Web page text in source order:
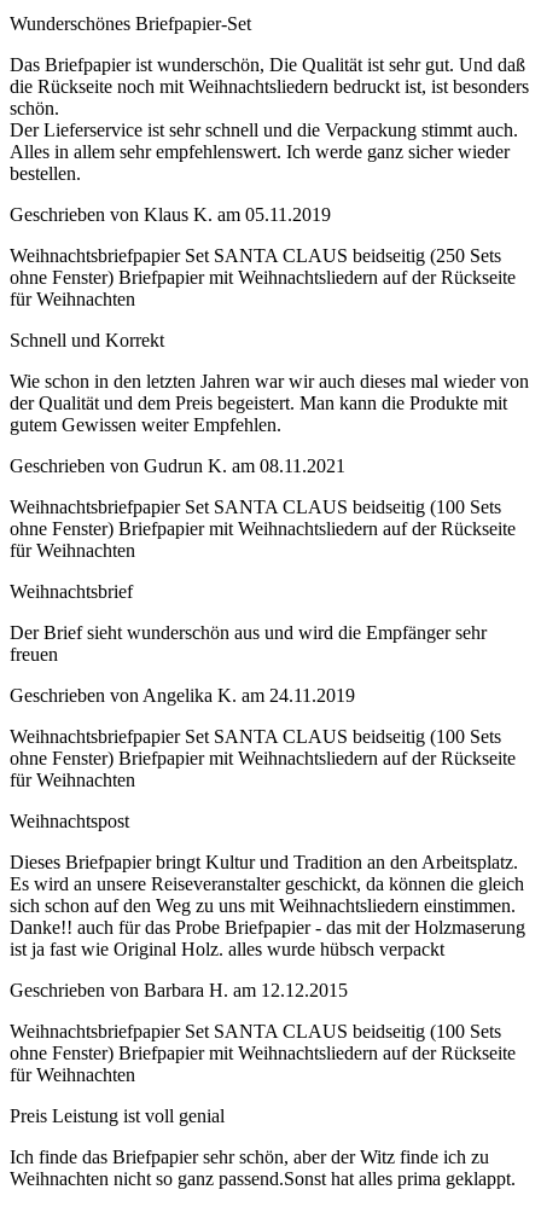
Wunderschönes Briefpapier-Set
Das Briefpapier ist wunderschön, Die Qualität ist sehr gut. Und daß
die Rückseite noch mit Weihnachtsliedern bedruckt ist, ist besonders
schön.
Der Lieferservice ist sehr schnell und die Verpackung stimmt auch.
Alles in allem sehr empfehlenswert. Ich werde ganz sicher wieder
bestellen.
Geschrieben von Klaus K. am 05.11.2019
Weihnachtsbriefpapier Set SANTA CLAUS beidseitig (250 Sets
ohne Fenster) Briefpapier mit Weihnachtsliedern auf der Rückseite
für Weihnachten
Schnell und Korrekt
Wie schon in den letzten Jahren war wir auch dieses mal wieder von
der Qualität und dem Preis begeistert. Man kann die Produkte mit
gutem Gewissen weiter Empfehlen.
Geschrieben von Gudrun K. am 08.11.2021
Weihnachtsbriefpapier Set SANTA CLAUS beidseitig (100 Sets
ohne Fenster) Briefpapier mit Weihnachtsliedern auf der Rückseite
für Weihnachten
Weihnachtsbrief
Der Brief sieht wunderschön aus und wird die Empfänger sehr
freuen
Geschrieben von Angelika K. am 24.11.2019
Weihnachtsbriefpapier Set SANTA CLAUS beidseitig (100 Sets
ohne Fenster) Briefpapier mit Weihnachtsliedern auf der Rückseite
für Weihnachten
Weihnachtspost
Dieses Briefpapier bringt Kultur und Tradition an den Arbeitsplatz.
Es wird an unsere Reiseveranstalter geschickt, da können die gleich
sich schon auf den Weg zu uns mit Weihnachtsliedern einstimmen.
Danke!! auch für das Probe Briefpapier - das mit der Holzmaserung
ist ja fast wie Original Holz. alles wurde hübsch verpackt
Geschrieben von Barbara H. am 12.12.2015
Weihnachtsbriefpapier Set SANTA CLAUS beidseitig (100 Sets
ohne Fenster) Briefpapier mit Weihnachtsliedern auf der Rückseite
für Weihnachten
Preis Leistung ist voll genial
Ich finde das Briefpapier sehr schön, aber der Witz finde ich zu
Weihnachten nicht so ganz passend.Sonst hat alles prima geklappt.